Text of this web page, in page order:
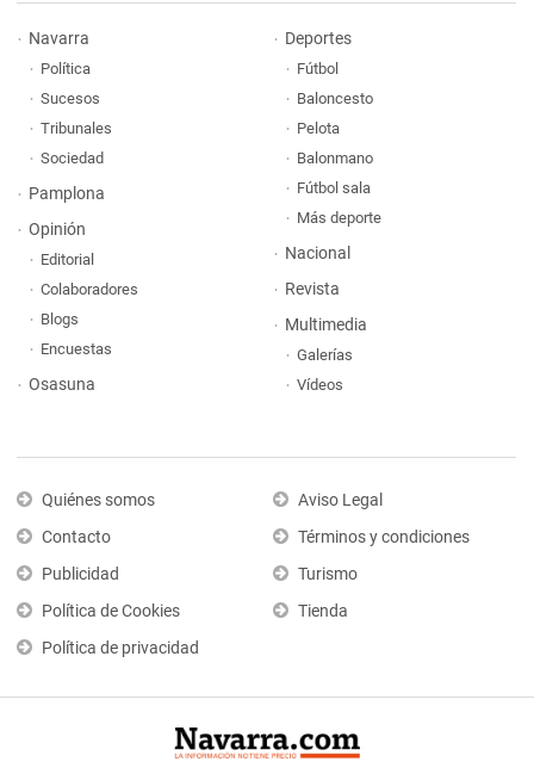
Navarra
Política
Sucesos
Tribunales
Sociedad
Pamplona
Opinión
Editorial
Colaboradores
Blogs
Encuestas
Osasuna
Deportes
Fútbol
Baloncesto
Pelota
Balonmano
Fútbol sala
Más deporte
Nacional
Revista
Multimedia
Galerías
Vídeos
Quiénes somos
Contacto
Publicidad
Política de Cookies
Política de privacidad
Aviso Legal
Términos y condiciones
Turismo
Tienda